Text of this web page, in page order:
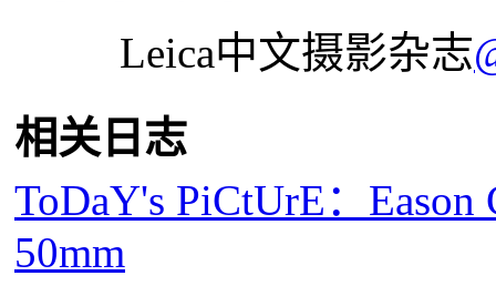
Leica中文摄影杂志
相关日志
ToDaY's PiCtUrE：
50mm